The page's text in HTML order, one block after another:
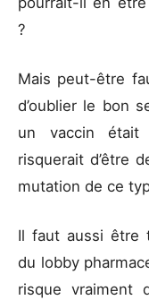
?
Mais peut-être
d’oublier le bon
un vaccin
risquerait d’être
mutation de ce
Il faut aussi être
du lobby
risque vraiment